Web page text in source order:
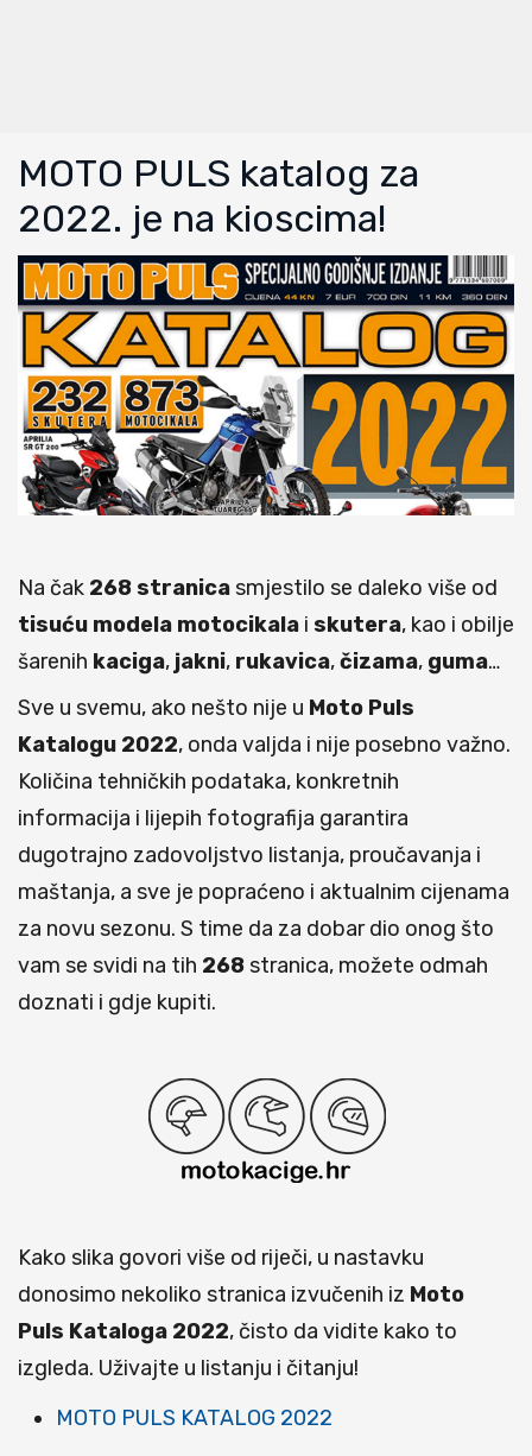
MOTO PULS katalog za
2022. je na kioscima!
Na čak 268stranicasmjestilo se daleko više od
tisuću modela motocikala i skutera, kao i obilje
šarenih kaciga, jakni, rukavica,čizama, guma…
Sve u svemu, ako nešto nije u Moto Puls
Katalogu 2022, onda valjda i nije posebno važno.
Količina tehničkih podataka, konkretnih
informacija i lijepih fotografija garantira
dugotrajno zadovoljstvo listanja, proučavanja i
maštanja, a sve je popraćeno i aktualnim cijenama
za novu sezonu. S time da za dobar dio onog što
vam se svidi na tih 268stranica, možete odmah
doznati i gdje kupiti.
Kako slika govori više od riječi, u nastavku
donosimo nekoliko stranica izvučenih iz Moto
Puls Kataloga 2022, čisto da vidite kako to
izgleda. Uživajte u listanju i čitanju!
MOTO PULS KATALOG 2022